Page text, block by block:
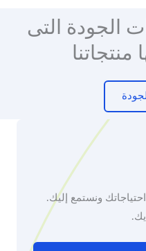
الجودة التى
ونستمع إليك.